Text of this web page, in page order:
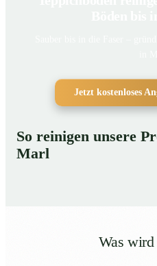
Jetzt kostenloses
So reinigen unsere
Marl
Was